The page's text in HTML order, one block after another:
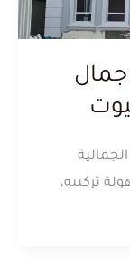
تركيبه،